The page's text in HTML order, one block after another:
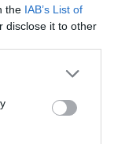
the IAB’s List of
disclose it to other
or more Google
You may click to
party tags to
in below Google
και μετά